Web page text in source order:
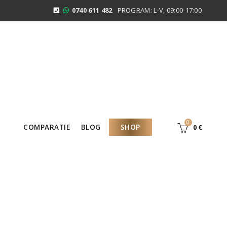
0740 611 482 PROGRAM: L-V, 09:00-17:00
COMPARATIE BLOG SHOP
0
0 €